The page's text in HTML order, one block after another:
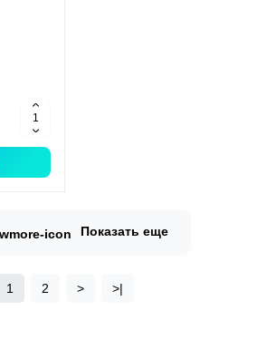
Показать еще
1 2 > >|